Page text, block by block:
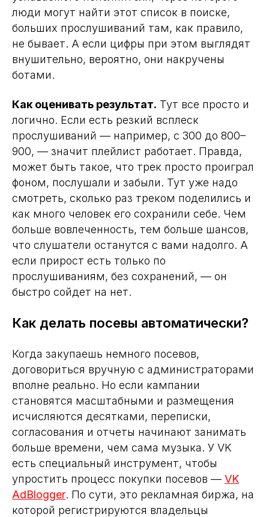
люди могут найти этот список в поиске,
больших прослушиваний там, как правило,
не бывает. А если цифры при этом выглядят
внушительно, вероятно, они накручены
ботами.
Как оценивать результат. Тут все просто и
логично. Если есть резкий всплеск
прослушиваний — например, с 300 до 800–
900, — значит плейлист работает. Правда,
может быть такое, что трек просто проиграл
фоном, послушали и забыли. Тут уже надо
смотреть, сколько раз треком поделились и
как много человек его сохранили себе. Чем
больше вовлеченность, тем больше шансов,
что слушатели останутся с вами надолго. А
если прирост есть только по
прослушиваниям, без сохранений, — он
быстро сойдет на нет.
Как делать посевы автоматически?
Когда закупаешь немного посевов,
договориться вручную с администраторами
вполне реально. Но если кампании
становятся масштабными и размещения
исчисляются десятками, переписки,
согласования и отчеты начинают занимать
больше времени, чем сама музыка. У VK
есть специальный инструмент, чтобы
упростить процесс покупки посевов — VK
AdBlogger. По сути, это рекламная биржа, на
которой регистрируются владельцы